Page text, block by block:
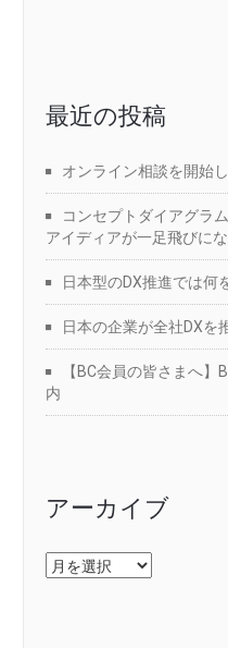
最近の投稿
オンライン相談を開始
コンセプトダイアグラ
アイディアが一足飛びに
日本型のDX推進では何
日本の企業が全社DXを
【BC会員の皆さまへ
内
アーカイブ
ア
ー